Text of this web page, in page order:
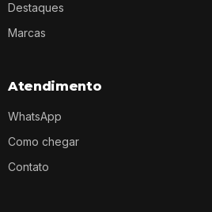
Destaques
Marcas
Atendimento
WhatsApp
Como chegar
Contato